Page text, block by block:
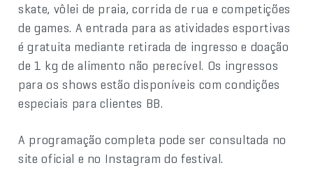
skate, vôlei de praia, corrida de rua e competições
de games. A entrada para as atividades esportivas
é gratuita mediante retirada de ingresso e doação
de 1 kg de alimento não perecível. Os ingressos
para os shows estão disponíveis com condições
especiais para clientes BB.
A programação completa pode ser consultada no
site oficial e no Instagram do festival.